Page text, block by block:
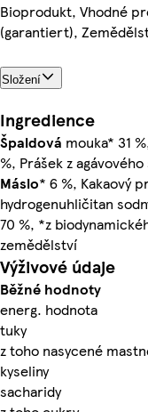
Bioprodukt, Vhodné
(garantiert),
Složení
Ingredience
Špaldová mouka* 31
%, Prášek z
Máslo* 6 %, Kakaový
hydrogenuhličitan
70 %, *z
zemědělství
Výživové údaje
Běžné hodnoty
energ. hodnota
tuky
z toho nasycené
kyseliny
sacharidy